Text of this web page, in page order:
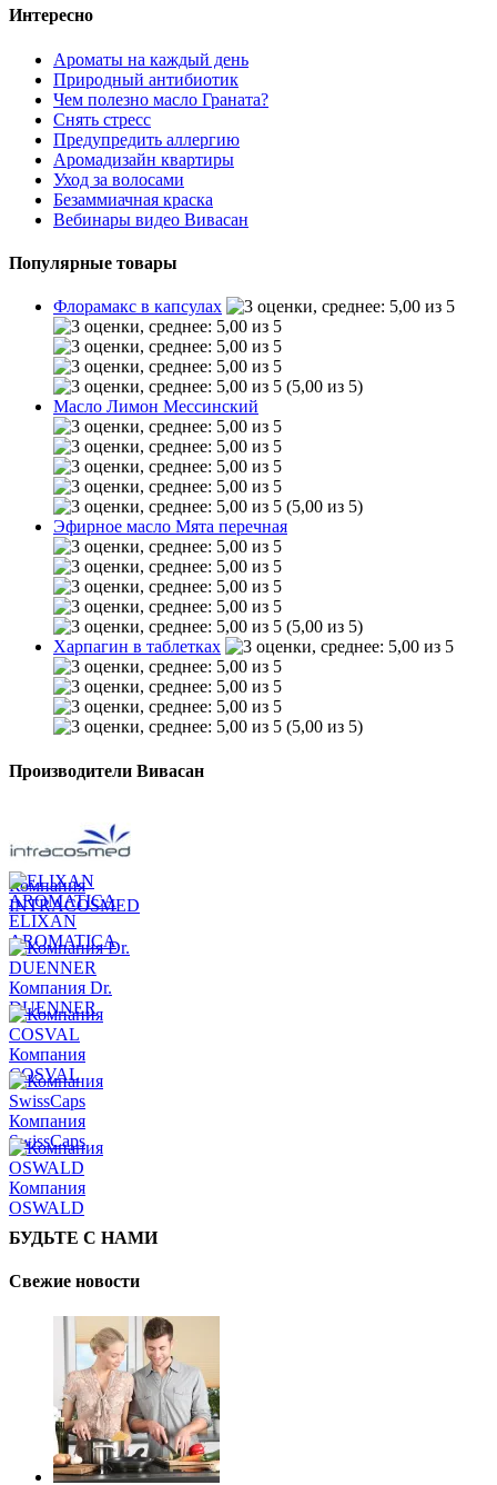
Интересно
Ароматы на каждый день
Природный антибиотик
Чем полезно масло Граната?
Снять стресс
Предупредить аллергию
Аромадизайн квартиры
Уход за волосами
Безаммиачная краска
Вебинары видео Вивасан
Популярные товары
Флорамакс в капсулах
(5,00 из 5)
Масло Лимон Мессинский
(5,00 из 5)
Эфирное масло Мята перечная
(5,00 из 5)
Харпагин в таблетках
(5,00 из 5)
Производители Вивасан
Компания
INTRACOSMED
ELIXAN
AROMATICA
Компания Dr.
DUENNER
Компания
COSVAL
Компания
SwissCaps
Компания
OSWALD
БУДЬТЕ С НАМИ
Свежие новости